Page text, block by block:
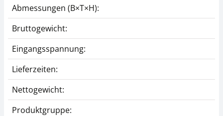
Abmessungen (B×T×H):
Bruttogewicht:
Eingangsspannung:
Lieferzeiten:
Nettogewicht:
Produktgruppe: